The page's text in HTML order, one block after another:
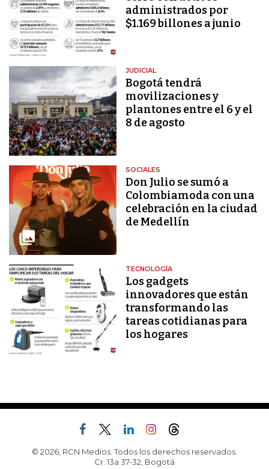
administrados por
$1.169 billones a junio
JUDICIAL
Bogotá tendrá
movilizaciones y
plantones entre el 6 y el
8 de agosto
SOCIALES
Don Julio se sumó a
Colombiamoda con una
celebración en la ciudad
de Medellín
TECNOLOGÍA
Los gadgets
innovadores que están
transformando las
tareas cotidianas para
los hogares
© 2026, RCN Medios. Todos los derechos reservados.
Cr. 13a 37-32, Bogotá